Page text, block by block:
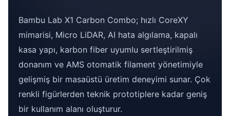
Bambu Lab X1 Carbon Combo; hızlı CoreXY
mimarisi, Micro LiDAR, AI hata algılama, kapalı
kasa yapı, karbon fiber uyumlu sertleştirilmiş
donanım ve AMS otomatik filament yönetimiyle
gelişmiş bir masaüstü üretim deneyimi sunar. Çok
renkli figürlerden teknik prototiplere kadar geniş
bir kullanım alanı oluşturur.